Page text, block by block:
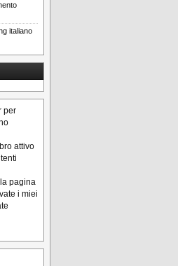
italiano
per
attivo
pagina
i miei